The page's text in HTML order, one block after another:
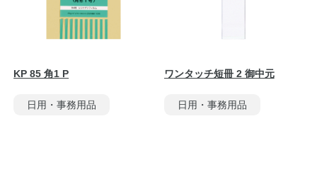
KP 85 角1 P
日用・事務用品
ワンタッチ短冊 2 御中元
日用・事務用品